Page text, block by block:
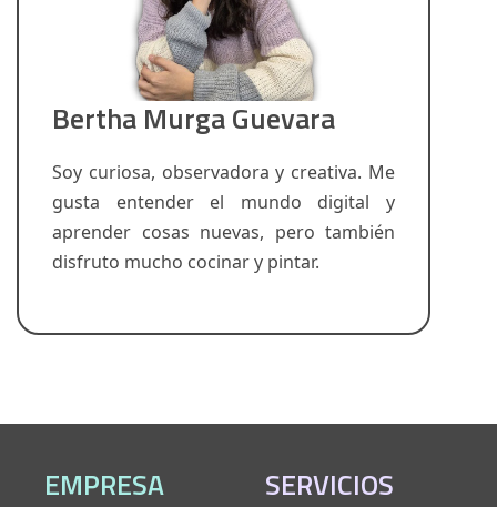
Bertha Murga Guevara
Soy curiosa, observadora y creativa. Me
gusta entender el mundo digital y
aprender cosas nuevas, pero también
disfruto mucho cocinar y pintar.
EMPRESA SERVICIOS